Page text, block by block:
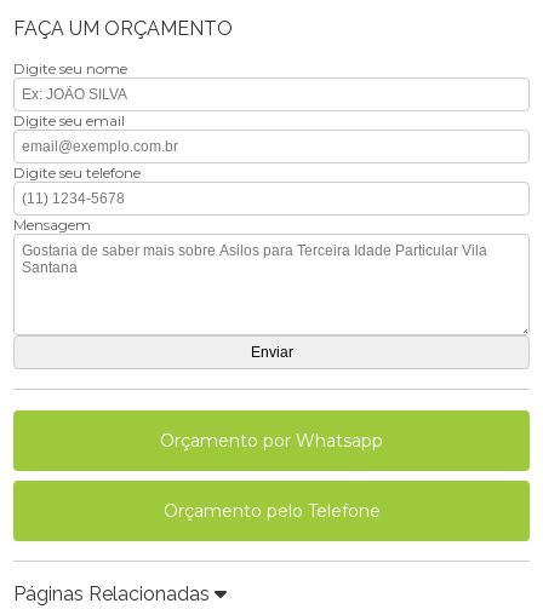
FAÇA UM ORÇAMENTO
Digite seu nome
Digite seu email
Digite seu telefone
Mensagem
Orçamento por Whatsapp
Orçamento pelo Telefone
Páginas Relacionadas